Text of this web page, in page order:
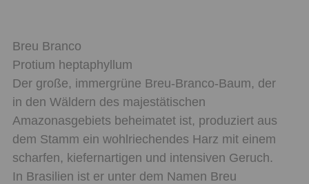
Breu Branco
Protium heptaphyllum
Der große, immergrüne Breu-Branco-Baum, der
in den Wäldern des majestätischen
Amazonasgebiets beheimatet ist, produziert aus
dem Stamm ein wohlriechendes Harz mit einem
scharfen, kiefernartigen und intensiven Geruch.
In Brasilien ist er unter dem Namen Breu